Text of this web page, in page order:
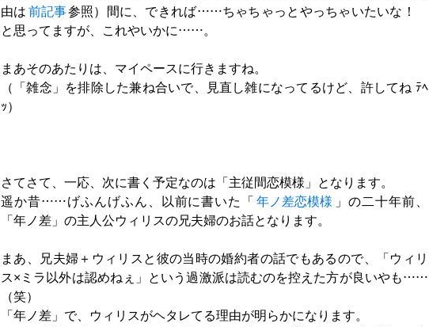
由は 前記事参照）間に、できれば……ちゃちゃっとやっちゃいたいな！
と思ってますが、これやいかに……。
まあそのあたりは、マイペースに行きますね。
（「雑念」を排除した兼ね合いで、見直し雑になってるけど、許してね ﾃﾍ
ｯ）
さてさて、一応、次に書く予定なのは「主従間恋模様」となります。
遥か昔……げふんげふん、以前に書いた「 年ノ差恋模様 」の二十年前、
「年ノ差」の主人公ウィリスの兄夫婦のお話となります。
まあ、兄夫婦＋ウィリスと彼の当時の婚約者の話でもあるので、「ウィリ
ス×ミラ以外は認めねぇ」という過激派は読むのを控えた方が良いやも……
（笑）
「年ノ差」で、ウィリスがヘタレてる理由が明らかになります。